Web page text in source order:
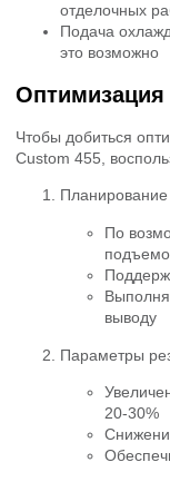
отделочных
Подача
это возможно
Оптимизация
Чтобы добиться
Custom 455,
Планирование
По
выводу
Параметры
20-30%